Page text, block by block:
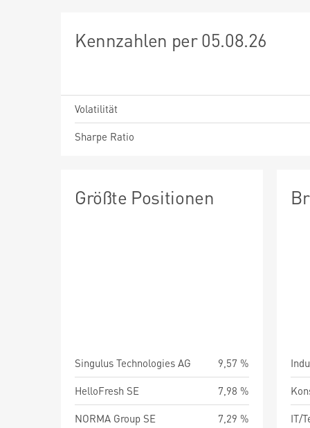
Kennzahlen per 05.08.26
Volatilität
Sharpe Ratio
Größte Positionen
Singulus Technologies AG
9,57 %
HelloFresh SE
7,98 %
NORMA Group SE
7,29 %
IT/